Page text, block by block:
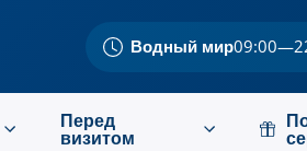
Водный мир
Перед
визитом